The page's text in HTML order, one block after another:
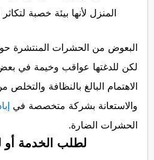
المنزل لأنها بيئة خصبة
البعوض من الحشرات المنتشرة
لكن للدغتها عواقب وخيمة في
الاهتمام البالغ بالنظافة والتخلص
والاستعانة بشركة متخصصة في
الحشرات الضارة.
لطلب الخدمة أو